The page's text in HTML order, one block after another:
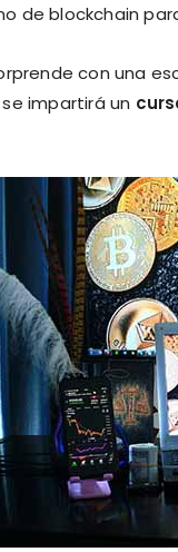
de blockchain
con una
impartirá un